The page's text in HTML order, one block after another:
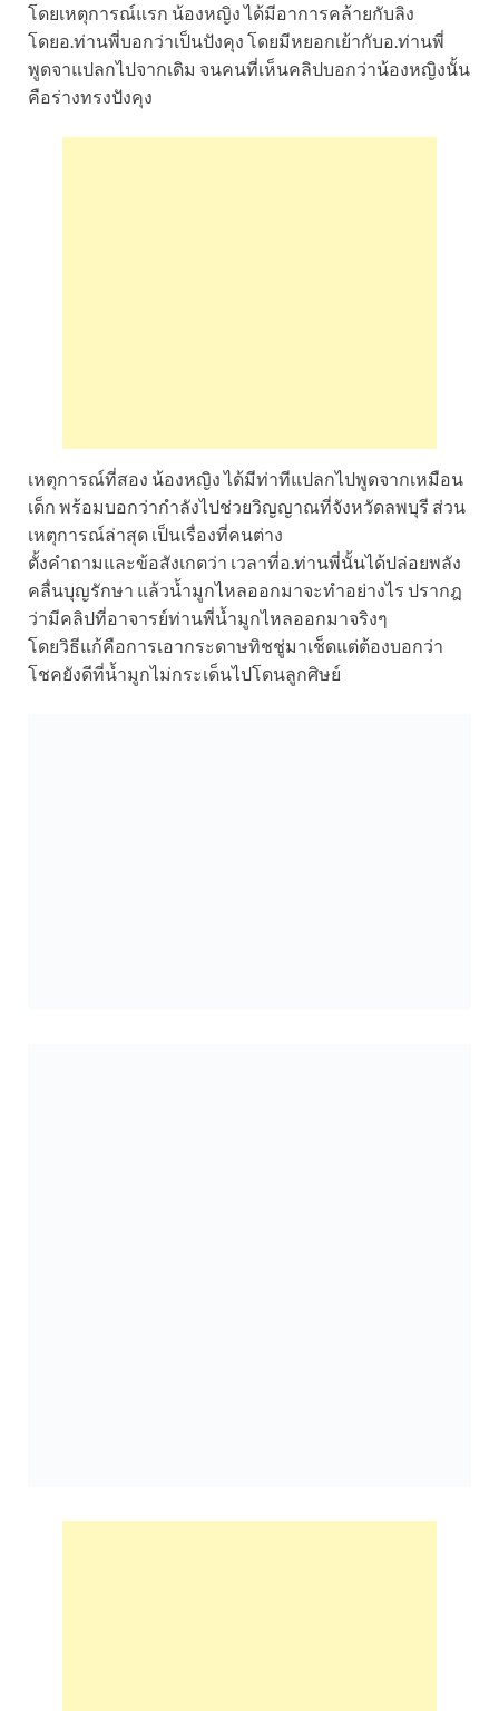
โดยเหตุการณ์แรก น้องหญิง ได้มีอาการคล้ายกับลิง
โดยอ.ท่านพี่บอกว่าเป็นปังคุง โดยมีหยอกเย้ากับอ.ท่านพี่
พูดจาแปลกไปจากเดิม จนคนที่เห็นคลิปบอกว่าน้องหญิงนั้น
คือร่างทรงปังคุง
เหตุการณ์ที่สอง น้องหญิง ได้มีท่าทีแปลกไปพูดจากเหมือน
เด็ก พร้อมบอกว่ากำลังไปช่วยวิญญาณที่จังหวัดลพบุรี ส่วน
เหตุการณ์ล่าสุด เป็นเรื่องที่คนต่าง
ตั้งคำถามและข้อสังเกตว่า เวลาที่อ.ท่านพี่นั้นได้ปล่อยพลัง
คลื่นบุญรักษา แล้วน้ำมูกไหลออกมาจะทำอย่างไร ปรากฎ
ว่ามีคลิปที่อาจารย์ท่านพี่น้ำมูกไหลออกมาจริงๆ
โดยวิธีแก้คือการเอากระดาษทิชชู่มาเช็ดแต่ต้องบอกว่า
โชคยังดีที่น้ำมูกไม่กระเด็นไปโดนลูกศิษย์